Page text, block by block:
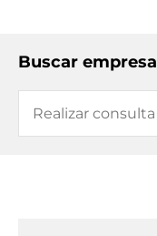
Buscar empresa